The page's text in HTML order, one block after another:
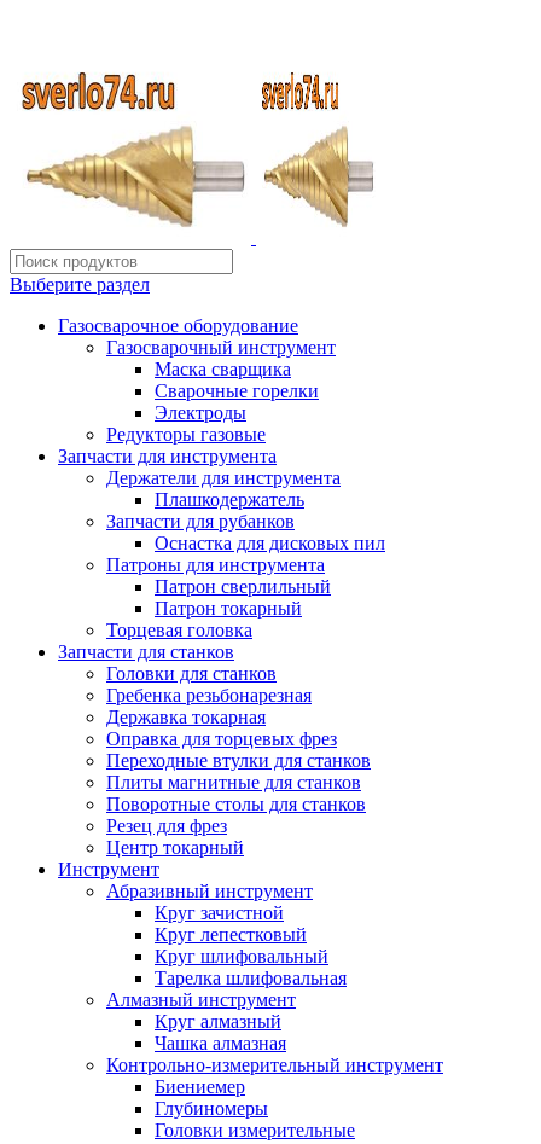
Выберите раздел
Газосварочное оборудование
Газосварочный инструмент
Маска сварщика
Сварочные горелки
Электроды
Редукторы газовые
Запчасти для инструмента
Держатели для инструмента
Плашкодержатель
Запчасти для рубанков
Оснастка для дисковых пил
Патроны для инструмента
Патрон сверлильный
Патрон токарный
Торцевая головка
Запчасти для станков
Головки для станков
Гребенка резьбонарезная
Державка токарная
Оправка для торцевых фрез
Переходные втулки для станков
Плиты магнитные для станков
Поворотные столы для станков
Резец для фрез
Центр токарный
Инструмент
Абразивный инструмент
Круг зачистной
Круг лепестковый
Круг шлифовальный
Тарелка шлифовальная
Алмазный инструмент
Круг алмазный
Чашка алмазная
Контрольно-измерительный инструмент
Биениемер
Глубиномеры
Головки измерительные